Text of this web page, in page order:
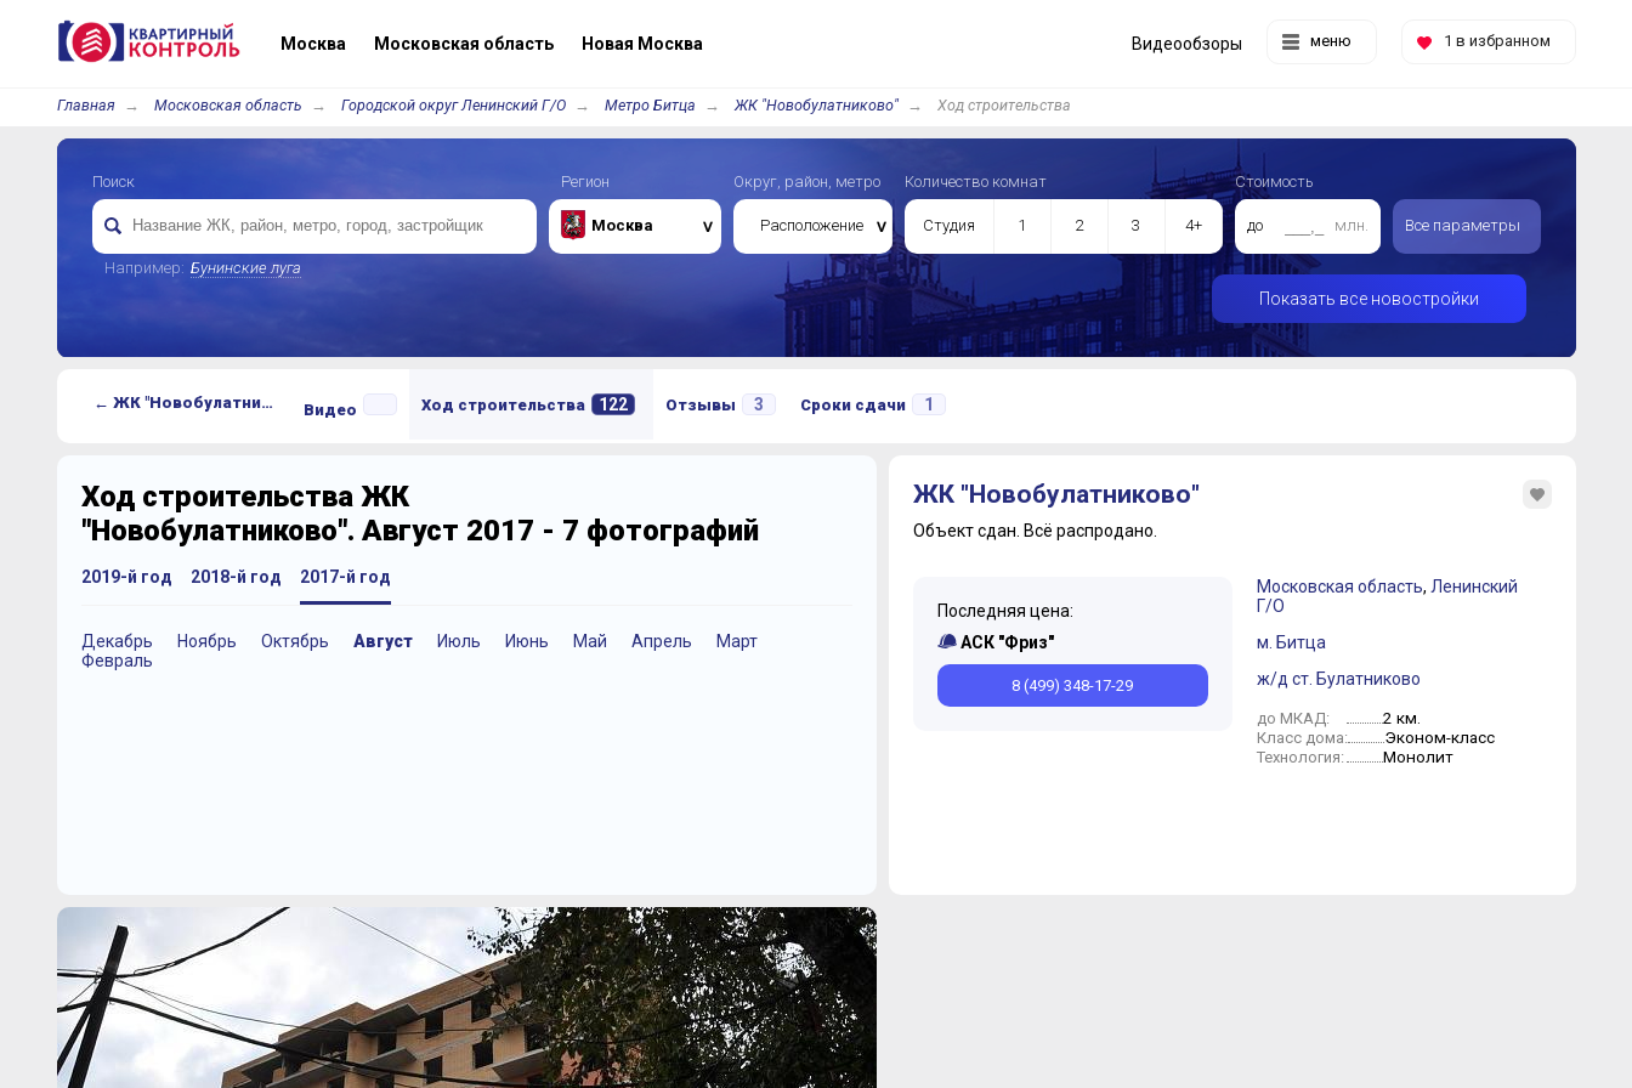
Москва Московская область Новая Москва меню 1 в избранном
Видеообзоры
Главная Московская область Городской округ Ленинский Г/О Метро Битца ЖК "Новобулатниково" Ход строительства
Поиск
Например: Бунинские луга
Регион
Москва
Округ, район, метро
Расположение
Количество комнат
Студия 1 2 3 4+
Стоимость
до млн. Все параметры
Показать все новостройки
← ЖК "Новобулатниково" Видео Ход строительства 122 Отзывы 3 Сроки сдачи 1
Ход строительства ЖК
"Новобулатниково". Август 2017 - 7 фотографий
2019-й год
Декабрь Май
2018-й год
Июнь Май Март
2017-й год
Декабрь Ноябрь Октябрь Август Июль Июнь Май Апрель
Март
Февраль
ЖК "Новобулатниково"
Объект сдан. Всё распродано.
Последняя цена:
АСК "Фриз"
8 (499) 348-17-29
Московская область, Ленинский
Г/О
м. Битца
ж/д ст. Булатниково
до МКАД: 2 км.
Класс дома: Эконом-класс
Технология: Монолит